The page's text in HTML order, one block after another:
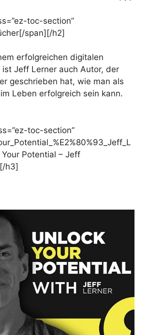
toc-section”
span][/h2]
erfolgreichen digitalen
ist Jeff Lerner auch Autor, der
geschrieben hat, wie man als
Leben erfolgreich sein kann.
toc-section”
Your Potential – Jeff
h3]